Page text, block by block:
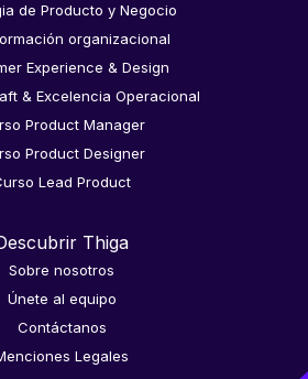
de Producto y Negocio
organizacional
Experience & Design
& Excelencia Operacional
Product Manager
Product Designer
Lead Product
Thiga
Sobre nosotros
Únete al equipo
Contáctanos
Legales